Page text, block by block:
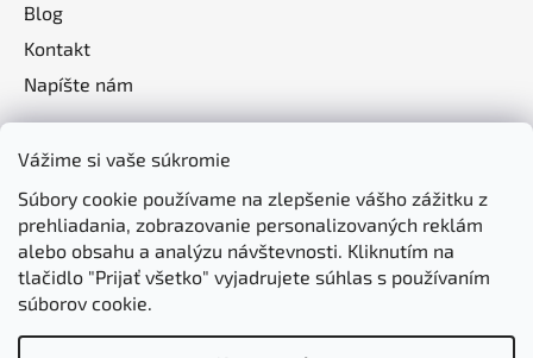
Vážime si vaše súkromie
Súbory cookie používame na zlepšenie vášho zážitku z
prehliadania, zobrazovanie personalizovaných reklám
alebo obsahu a analýzu návštevnosti. Kliknutím na
tlačidlo "Prijať všetko" vyjadrujete súhlas s používaním
súborov cookie.
Blog
Kontakt
Napíšte nám